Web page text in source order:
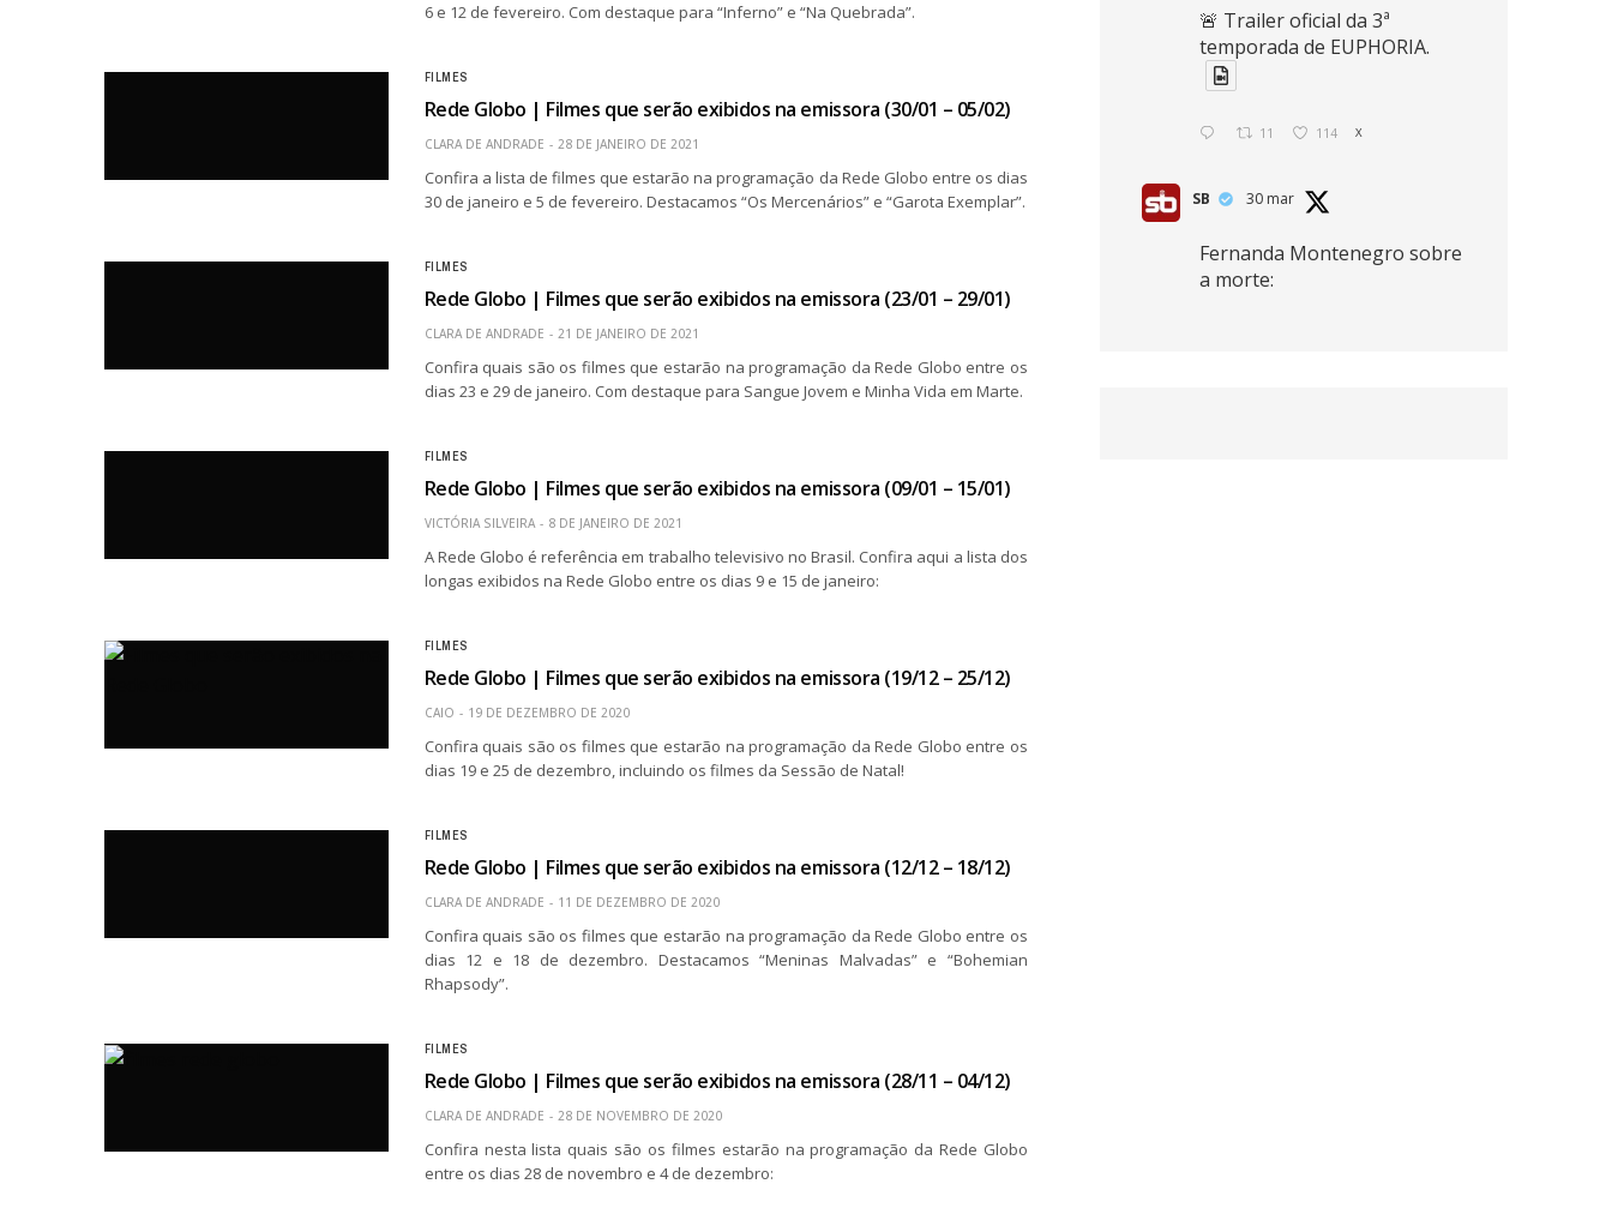
6 e 12 de fevereiro. Com destaque para “Inferno” e “Na Quebrada”.
FILMES
Rede Globo | Filmes que serão exibidos na emissora (30/01 – 05/02)
CLARA DE ANDRADE 28 DE JANEIRO DE 2021
Confira a lista de filmes que estarão na programação da Rede Globo entre os dias
30 de janeiro e 5 de fevereiro. Destacamos “Os Mercenários” e “Garota Exemplar”.
FILMES
Rede Globo | Filmes que serão exibidos na emissora (23/01 – 29/01)
CLARA DE ANDRADE 21 DE JANEIRO DE 2021
Confira quais são os filmes que estarão na programação da Rede Globo entre os
dias 23 e 29 de janeiro. Com destaque para Sangue Jovem e Minha Vida em Marte.
FILMES
Rede Globo | Filmes que serão exibidos na emissora (09/01 – 15/01)
VICTÓRIA SILVEIRA 8 DE JANEIRO DE 2021
A Rede Globo é referência em trabalho televisivo no Brasil. Confira aqui a lista dos
longas exibidos na Rede Globo entre os dias 9 e 15 de janeiro:
FILMES
Rede Globo | Filmes que serão exibidos na emissora (19/12 – 25/12)
CAIO 19 DE DEZEMBRO DE 2020
Confira quais são os filmes que estarão na programação da Rede Globo entre os
dias 19 e 25 de dezembro, incluindo os filmes da Sessão de Natal!
FILMES
Rede Globo | Filmes que serão exibidos na emissora (12/12 – 18/12)
CLARA DE ANDRADE 11 DE DEZEMBRO DE 2020
Confira quais são os filmes que estarão na programação da Rede Globo entre os
dias 12 e 18 de dezembro. Destacamos “Meninas Malvadas” e “Bohemian
Rhapsody”.
FILMES
Rede Globo | Filmes que serão exibidos na emissora (28/11 – 04/12)
CLARA DE ANDRADE 28 DE NOVEMBRO DE 2020
Confira nesta lista quais são os filmes estarão na programação da Rede Globo
entre os dias 28 de novembro e 4 de dezembro:
🚨 Trailer oficial da 3ª
temporada de EUPHORIA.
11 114 X
SB 30 mar
Fernanda Montenegro sobre
a morte: